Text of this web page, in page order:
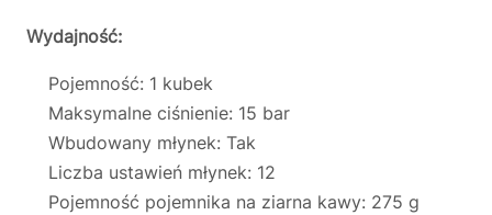
Wydajność:
Pojemność: 1 kubek
Maksymalne ciśnienie: 15 bar
Wbudowany młynek: Tak
Liczba ustawień młynek: 12
Pojemność pojemnika na ziarna kawy: 275 g